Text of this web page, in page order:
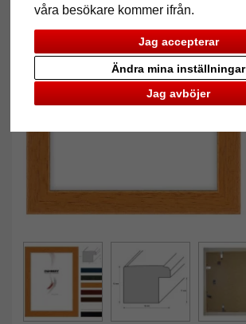
våra besökare kommer ifrån.
Jag accepterar
Jag avböjer
Ändra mina inställningar
Tillbaka